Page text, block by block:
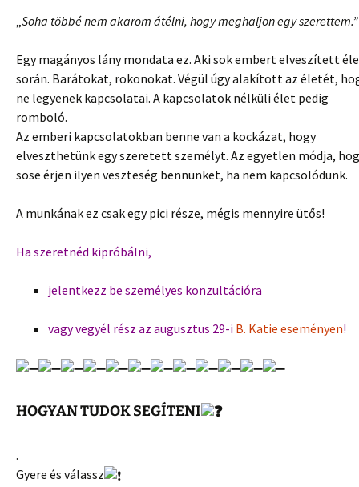
„Soha többé nem akarom átélni, hogy meghaljon egy szerettem.”
Egy magányos lány mondata ez. Aki sok embert elveszített
során. Barátokat, rokonokat. Végül úgy alakított az életét,
ne legyenek kapcsolatai. A kapcsolatok nélküli élet pedig
romboló.
Az emberi kapcsolatokban benne van a kockázat, hogy
elveszthetünk egy szeretett személyt. Az egyetlen módja,
sose érjen ilyen veszteség bennünket, ha nem kapcsolódunk.
A munkának ez csak egy pici része, mégis mennyire ütős!
Ha szeretnéd kipróbálni,
jelentkezz be személyes konzultációra
vagy vegyél rész az augusztus 29-i B. Katie eseményen!
HOGYAN TUDOK SEGÍTENI
.
Gyere és válassz